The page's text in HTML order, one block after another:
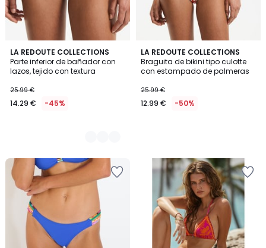
LA REDOUTE COLLECTIONS
Parte inferior de bañador con
lazos, tejido con textura
25.99 €
14.29 € -45%
2
Colores
LA REDOUTE COLLECTIONS
Braguita de bikini tipo culotte
con estampado de palmeras
25.99 €
12.99 € -50%